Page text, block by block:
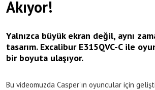
Akıyor!
Yalnızca büyük ekran değil, aynı
tasarım. Excalibur E315QVC-C ile
bir boyuta ulaşıyor.
Bu videomuzda Casper’ın oyuncular için